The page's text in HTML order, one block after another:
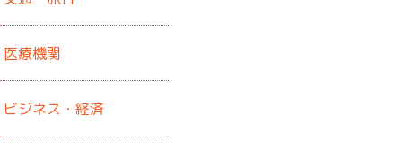
医療機関
ビジネス・経済